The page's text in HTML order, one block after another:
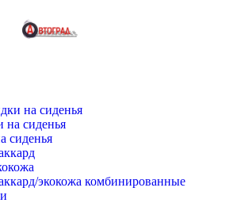
на сиденья
на сиденья
сиденья
экокожа комбинированные